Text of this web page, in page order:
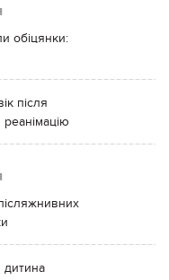
обіцянки:
після
дитина